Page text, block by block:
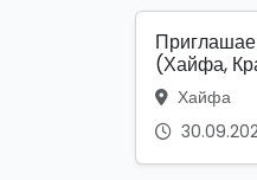
(Хайфа,
Хайфа